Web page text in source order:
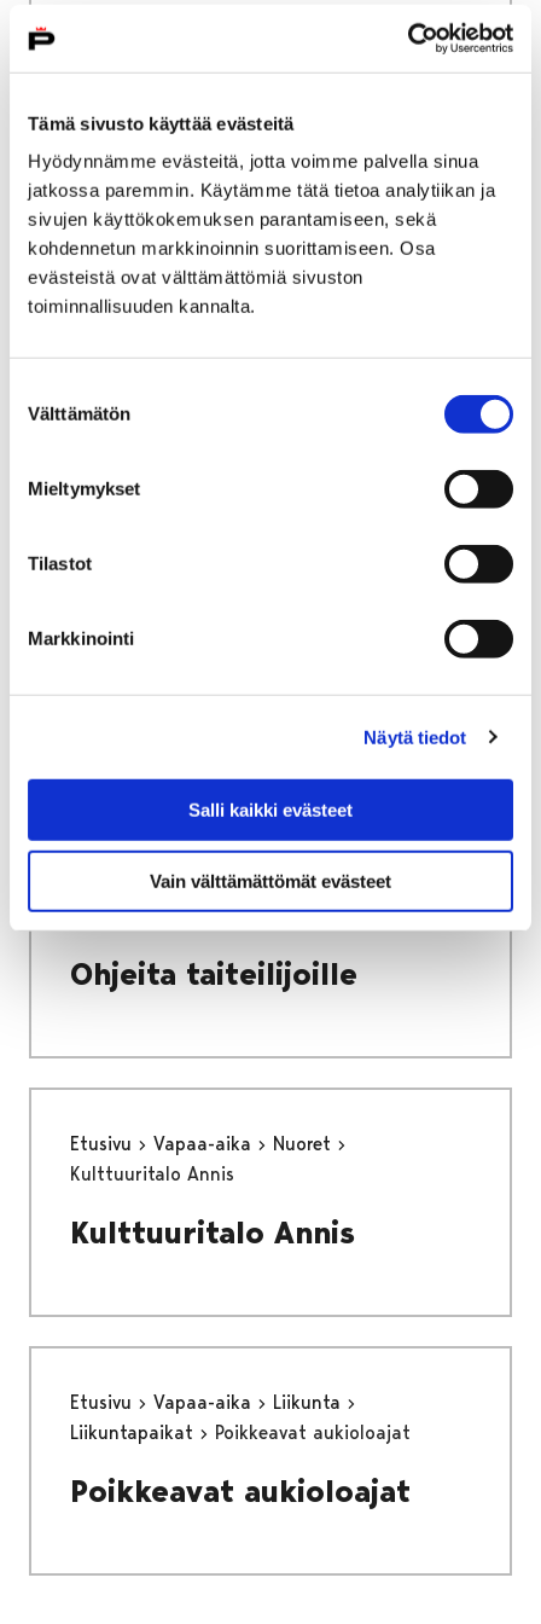
Tämä sivusto käyttää evästeitä
Hyödynnämme evästeitä, jotta voimme palvella sinua
jatkossa paremmin. Käytämme tätä tietoa analytiikan ja
sivujen käyttökokemuksen parantamiseen, sekä
kohdennetun markkinoinnin suorittamiseen. Osa
evästeistä ovat välttämättömiä sivuston
toiminnallisuuden kannalta.
valinta
Välttämätön
Mieltymykset
Tilastot
Markkinointi
Näytä tiedot
Salli kaikki evästeet
Vain välttämättömät evästeet
Porin väestökehitys
Porin väestökehitys
Etusivu Kaupunki ja hallinto
Ota yhteyttä
Kaupungin asiointipalvelut
Porin kaupungin asiakaspalvelu
Porin brändituotteet
Etusivu
Tulevat näyttelyt
Tulevat näyttelyt
Etusivu Vapaa-aika
Kulttuuri
Kulttuuritalo Annis
Avoin seinä -galleria
Ohjeita taiteilijoille
Ohjeita taiteilijoille
Etusivu Vapaa-aika
Nuoret
Kulttuuritalo Annis
Kulttuuritalo Annis
Etusivu Vapaa-aika
Liikunta
Liikuntapaikat
Poikkeavat aukioloajat
Poikkeavat aukioloajat